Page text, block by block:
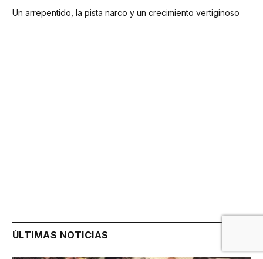
Un arrepentido, la pista narco y un crecimiento vertiginoso
ÚLTIMAS NOTICIAS